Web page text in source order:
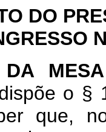
DO
DA
o §
que,